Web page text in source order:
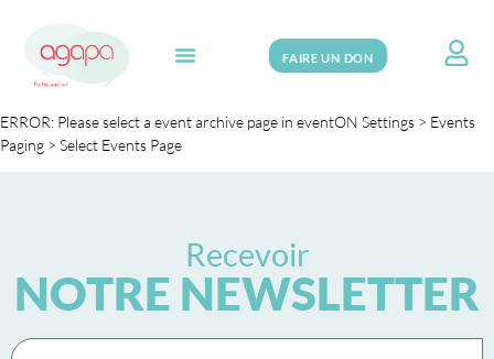
FAIRE UN DON
ERROR: Please select a event archive page in eventON Settings > Events
Paging > Select Events Page
Recevoir
NOTRE NEWSLETTER